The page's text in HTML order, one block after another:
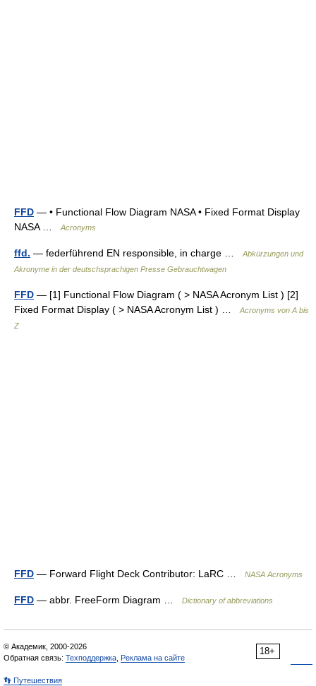
FFD — • Functional Flow Diagram NASA • Fixed Format Display
NASA …
Acronyms
ffd. — federführend EN responsible, in charge …
Abkürzungen und
Akronyme in der deutschsprachigen Presse Gebrauchtwagen
FFD — [1] Functional Flow Diagram ( > NASA Acronym List ) [2]
Fixed Format Display ( > NASA Acronym List ) …
Acronyms von A bis
Z
FFD — Forward Flight Deck Contributor: LaRC … NASA Acronyms
FFD — abbr. FreeForm Diagram … Dictionary of abbreviations
18+
© Академик, 2000-2026
Обратная связь: Техподдержка Реклама на сайте
👣 Путешествия